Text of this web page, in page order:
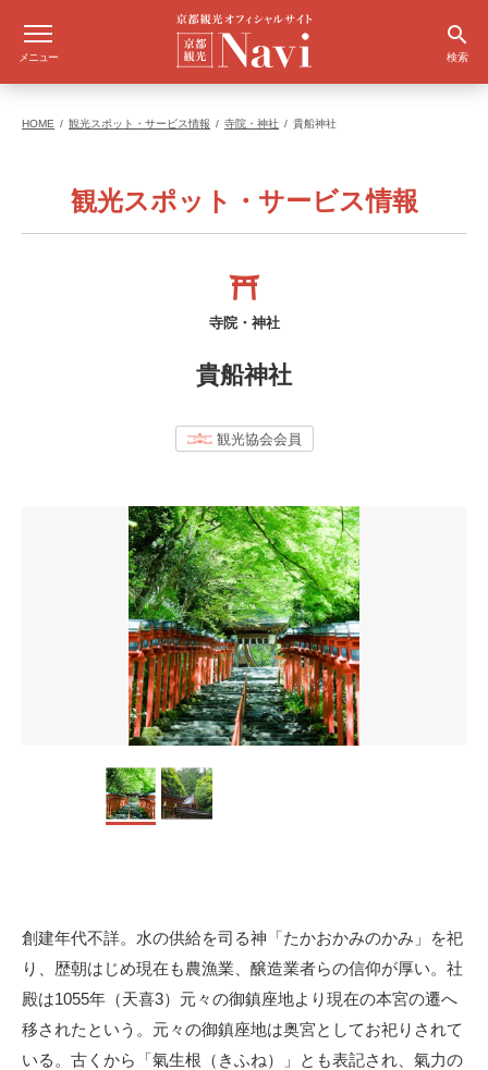
メニュー 検索
HOME 観光スポット・サービス情報 寺院・神社 貴船神社
観光スポット・サービス情報
寺院・神社
貴船神社
観光協会会員
創建年代不詳。水の供給を司る神「たかおかみのかみ」を祀
り、歴朝はじめ現在も農漁業、醸造業者らの信仰が厚い。社
殿は1055年（天喜3）元々の御鎮座地より現在の本宮の遷へ
移されたという。元々の御鎮座地は奥宮としてお祀りされて
いる。古くから「氣生根（きふね）」とも表記され、氣力の